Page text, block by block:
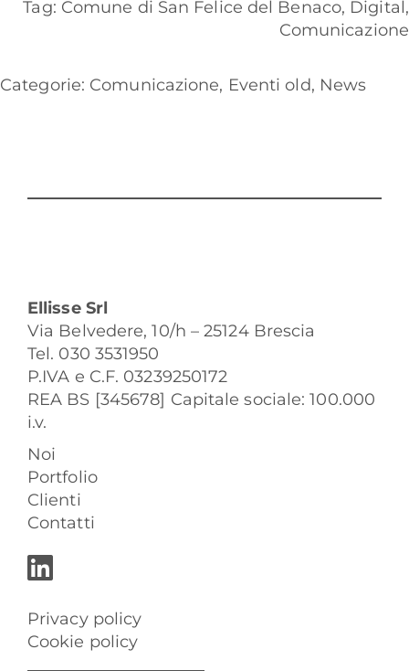
Tag: Comune di San Felice del Benaco, Digital,
Comunicazione
Categorie: Comunicazione, Eventi old, News
Ellisse Srl
Via Belvedere, 10/h – 25124 Brescia
Tel. 030 3531950
P.IVA e C.F. 03239250172
REA BS [345678] Capitale sociale: 100.000
i.v.
Noi
Portfolio
Clienti
Contatti
Privacy policy
Cookie policy